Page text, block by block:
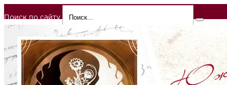
Поиск по сайту